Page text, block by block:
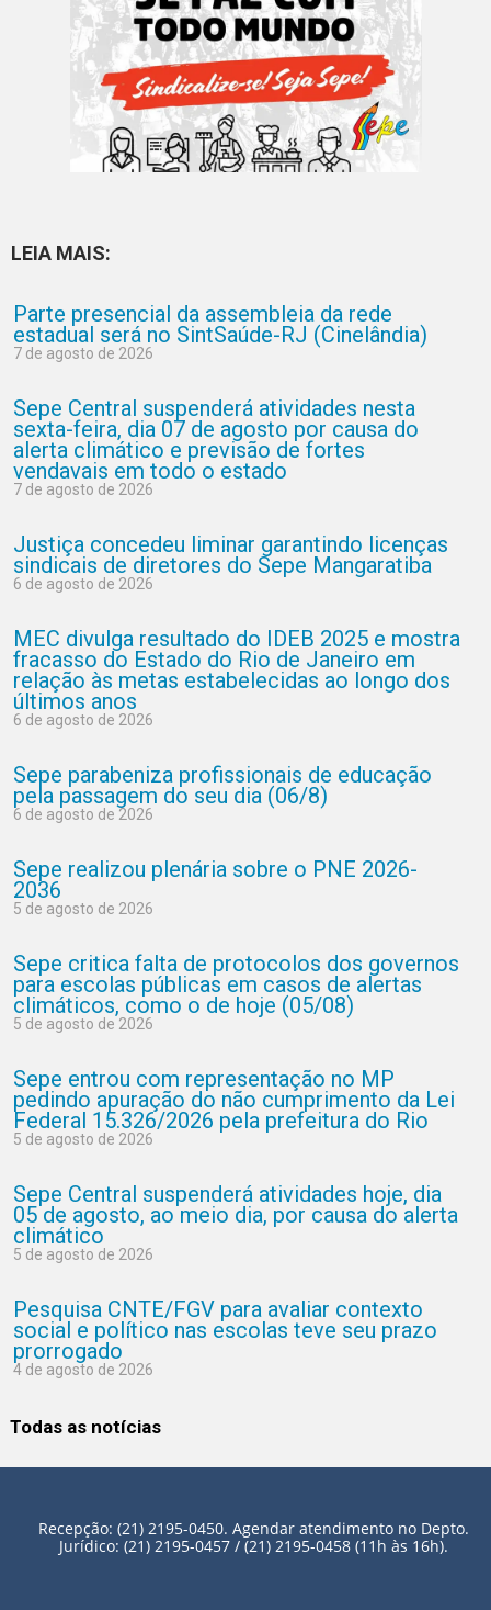
LEIA MAIS:
Parte presencial da assembleia da rede
estadual será no SintSaúde-RJ (Cinelândia)
7 de agosto de 2026
Sepe Central suspenderá atividades nesta
sexta-feira, dia 07 de agosto por causa do
alerta climático e previsão de fortes
vendavais em todo o estado
7 de agosto de 2026
Justiça concedeu liminar garantindo licenças
sindicais de diretores do Sepe Mangaratiba
6 de agosto de 2026
MEC divulga resultado do IDEB 2025 e mostra
fracasso do Estado do Rio de Janeiro em
relação às metas estabelecidas ao longo dos
últimos anos
6 de agosto de 2026
Sepe parabeniza profissionais de educação
pela passagem do seu dia (06/8)
6 de agosto de 2026
Sepe realizou plenária sobre o PNE 2026-
2036
5 de agosto de 2026
Sepe critica falta de protocolos dos governos
para escolas públicas em casos de alertas
climáticos, como o de hoje (05/08)
5 de agosto de 2026
Sepe entrou com representação no MP
pedindo apuração do não cumprimento da Lei
Federal 15.326/2026 pela prefeitura do Rio
5 de agosto de 2026
Sepe Central suspenderá atividades hoje, dia
05 de agosto, ao meio dia, por causa do alerta
climático
5 de agosto de 2026
Pesquisa CNTE/FGV para avaliar contexto
social e político nas escolas teve seu prazo
prorrogado
4 de agosto de 2026
Todas as notícias
Recepção: (21) 2195-0450. Agendar atendimento no Depto.
Jurídico: (21) 2195-0457 / (21) 2195-0458 (11h às 16h).